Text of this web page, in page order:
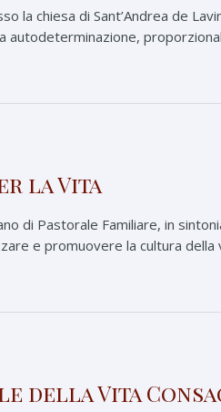
la chiesa di Sant’Andrea de
autodeterminazione,
la Vita
di Pastorale Familiare, in
e promuovere la cultura della
della Vita